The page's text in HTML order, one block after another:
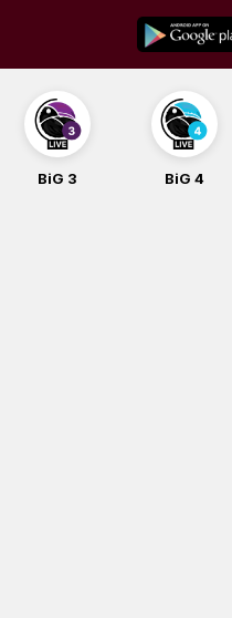
content
BiG 3 BiG 4